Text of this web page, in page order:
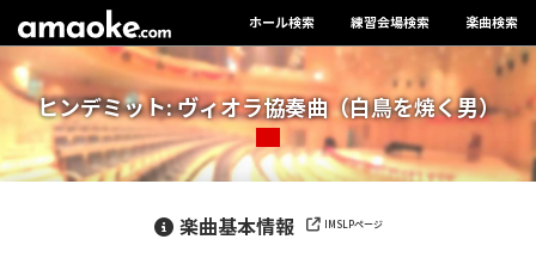
ホール検索 練習会場検索 楽曲検索
ヒンデミット: ヴィオラ協奏曲（白鳥を焼く男）
楽曲基本情報 IMSLPページ